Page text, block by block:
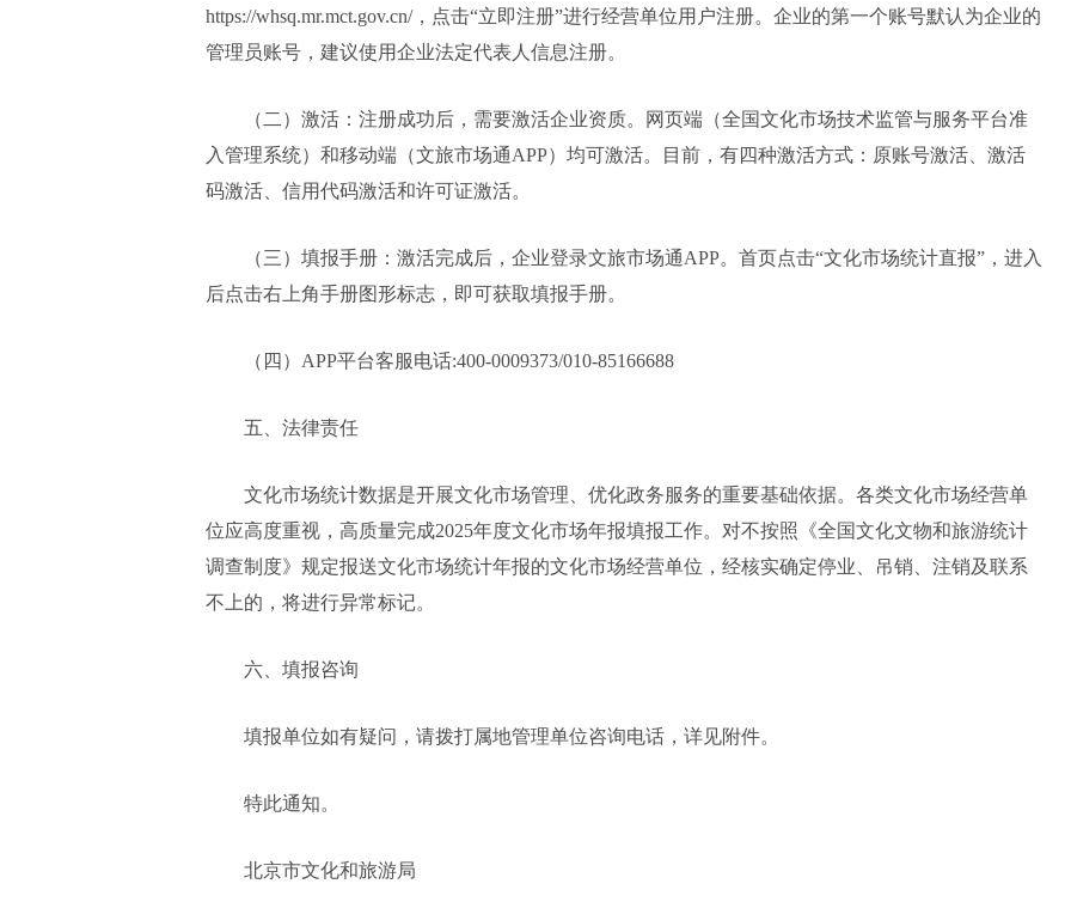
https://whsq.mr.mct.gov.cn/，点击“立即注册”进行经营单位用户注册。企业的第一个账号默认为企业的
管理员账号，建议使用企业法定代表人信息注册。
（二）激活：注册成功后，需要激活企业资质。网页端（全国文化市场技术监管与服务平台准
入管理系统）和移动端（文旅市场通APP）均可激活。目前，有四种激活方式：原账号激活、激活
码激活、信用代码激活和许可证激活。
（三）填报手册：激活完成后，企业登录文旅市场通APP。首页点击“文化市场统计直报”，进入
后点击右上角手册图形标志，即可获取填报手册。
（四）APP平台客服电话:400-0009373/010-85166688
五、法律责任
文化市场统计数据是开展文化市场管理、优化政务服务的重要基础依据。各类文化市场经营单
位应高度重视，高质量完成2025年度文化市场年报填报工作。对不按照《全国文化文物和旅游统计
调查制度》规定报送文化市场统计年报的文化市场经营单位，经核实确定停业、吊销、注销及联系
不上的，将进行异常标记。
六、填报咨询
填报单位如有疑问，请拨打属地管理单位咨询电话，详见附件。
特此通知。
北京市文化和旅游局